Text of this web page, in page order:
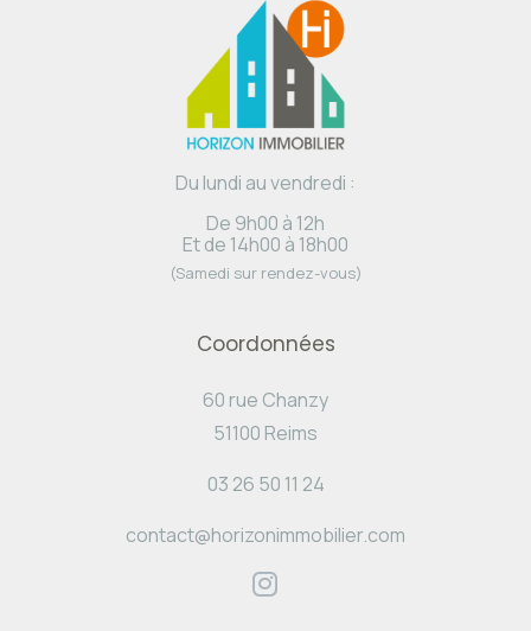
Du lundi au vendredi :
De 9h00 à 12h
Et de 14h00 à 18h00
(Samedi sur rendez-vous)
Coordonnées
60 rue Chanzy
51100 Reims
03 26 50 11 24
contact@horizonimmobilier.com